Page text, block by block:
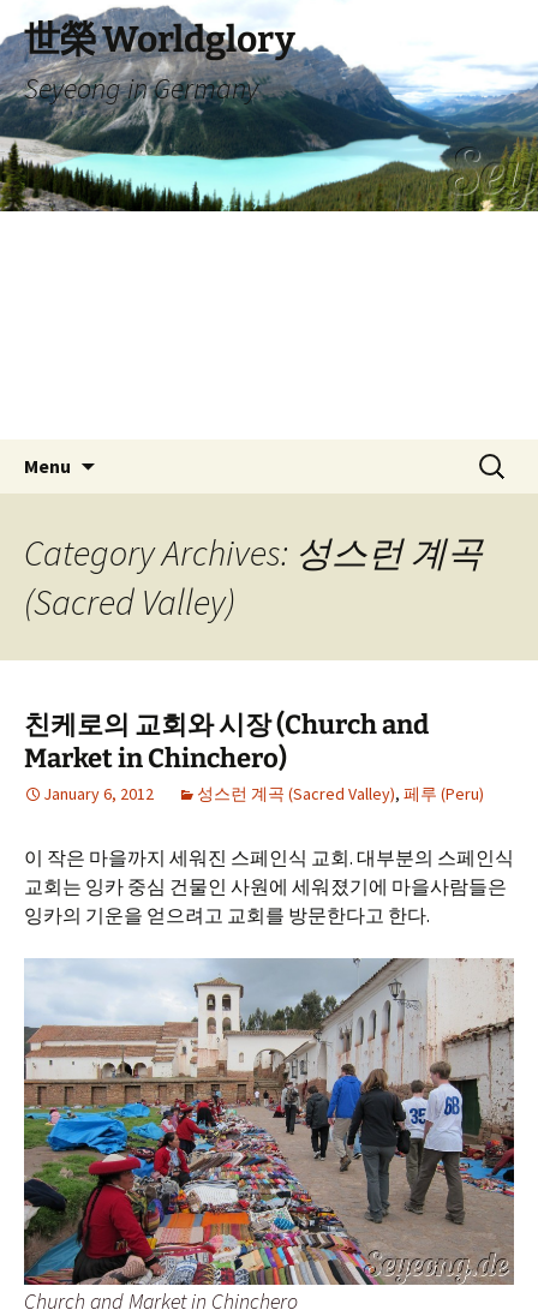
to
content
世榮 Worldglory
Seyeong in Germany
Menu
Search
for:
Category Archives: 성스런 계곡
(Sacred Valley)
친케로의 교회와 시장 (Church and
Market in Chinchero)
January 6, 2012 성스런 계곡 (Sacred Valley), 페루 (Peru)
이 작은 마을까지 세워진 스페인식 교회. 대부분의 스페인식
교회는 잉카 중심 건물인 사원에 세워졌기에 마을사람들은
잉카의 기운을 얻으려고 교회를 방문한다고 한다.
Church and Market in Chinchero